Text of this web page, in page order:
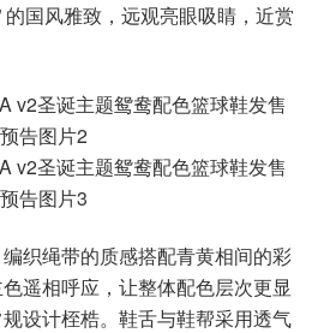
的国风雅致，远观亮眼吸睛，近赏
织绳带的质感搭配青黄相间的彩
遥相呼应，让整体配色层次更显
设计桎梏。鞋舌与鞋帮采用透气